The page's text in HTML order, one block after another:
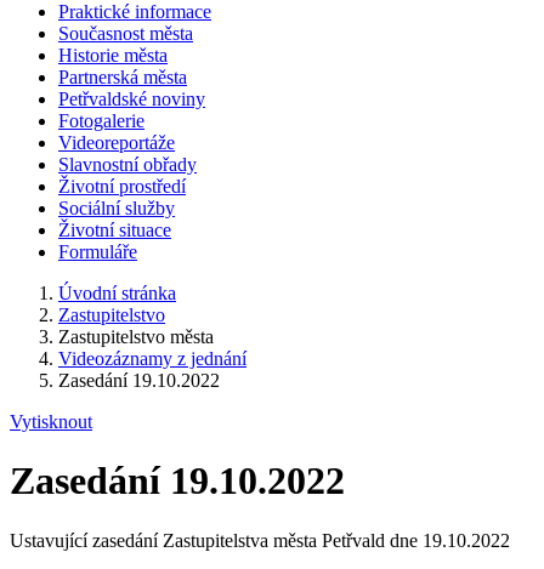
Praktické informace
Současnost města
Historie města
Partnerská města
Petřvaldské noviny
Fotogalerie
Videoreportáže
Slavnostní obřady
Životní prostředí
Sociální služby
Životní situace
Formuláře
Úvodní stránka
Zastupitelstvo
Zastupitelstvo města
Videozáznamy z jednání
Zasedání 19.10.2022
Vytisknout
Zasedání 19.10.2022
Ustavující zasedání Zastupitelstva města Petřvald dne 19.10.2022